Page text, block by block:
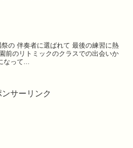
の⁡ ⁡伴奏者に選ばれて⁡ ⁡最後の練習に熱
前のリトミックのクラスでの出会いか
なって...
ンサーリンク